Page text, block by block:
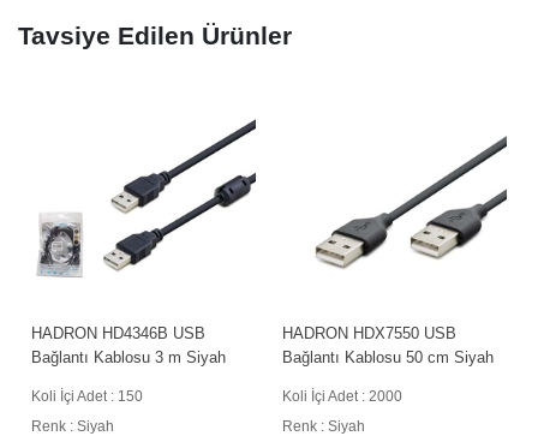
Tavsiye Edilen Ürünler
HADRON HD4346B USB
Bağlantı Kablosu 3 m Siyah
Koli İçi Adet : 150
Renk : Siyah
HADRON HDX7550 USB
Bağlantı Kablosu 50 cm Siyah
Koli İçi Adet : 2000
Renk : Siyah